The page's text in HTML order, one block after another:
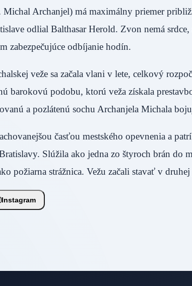
Michal Archanjel) má maximálny priemer
odlial Balthasar Herold. Zvon nemá
zabezpečujúce odbíjanie hodín.
veže sa začala vlani v lete, celkový
barokovú podobu, ktorú veža získala
a pozlátenú sochu Archanjela Michala
časťou mestského opevnenia a
Slúžila ako jedna zo štyroch brán do
požiarna strážnica. Vežu začali stavať v
Instagram